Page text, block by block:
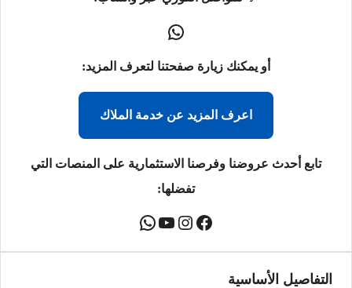
أو يمكنك زيارة صفحتنا لتعرف المزيد:
اعرف المزيد عن خدمة الملاك
تابع أحدث عروضنا وفرصنا الاستثمارية على المنصات التي
تفضلها:
التفاصيل الأساسية